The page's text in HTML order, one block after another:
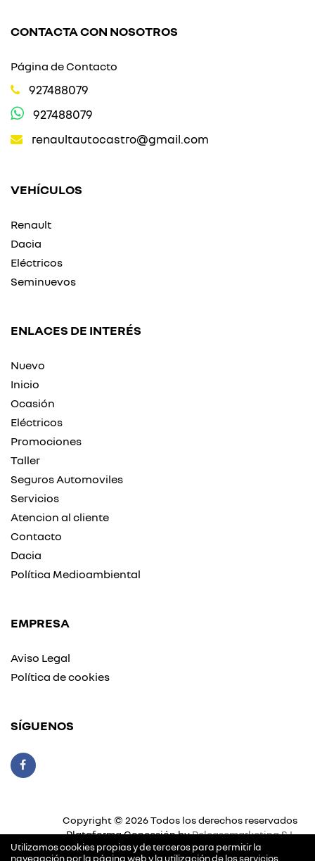
Utilizamos cookies propias y de terceros para permitir la
navegación por la página web y la utilización de los servicios
CONTACTA CON NOSOTROS
Página de Contacto
927488079
927488079
renaultautocastro@gmail.com
VEHÍCULOS
Renault
Dacia
Eléctricos
Seminuevos
ENLACES DE INTERÉS
Nuevo
Inicio
Ocasión
Eléctricos
Promociones
Taller
Seguros Automoviles
Servicios
Atencion al cliente
Contacto
Dacia
Política Medioambiental
EMPRESA
Aviso Legal
Política de cookies
SÍGUENOS
Copyright © 2026 Todos los derechos reservados
Plataforma Concesión byReleasemarketing S.L.